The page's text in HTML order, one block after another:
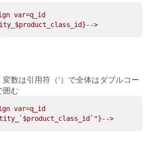
var=q_id
>
変数は引用符（'）で全体はダブルコー
囲む
var=q_id
>